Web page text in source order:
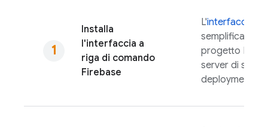
Installa
l'interfaccia a
riga di comando
Firebase
L'interfaccia a
semplifica la
progetto
server di
deployment